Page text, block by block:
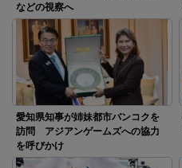
などの視察へ
愛知県知事が姉妹都市バンコクを
訪問 アジアンゲームズへの協力
を呼びかけ